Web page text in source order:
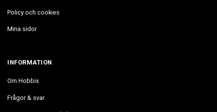
Policy och cookies
Mina sidor
INFORMATION
Om Hobbix
Frågor & svar